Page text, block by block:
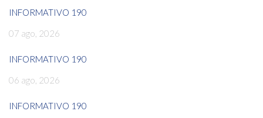
INFORMATIVO 190
07 ago, 2026
INFORMATIVO 190
06 ago, 2026
INFORMATIVO 190